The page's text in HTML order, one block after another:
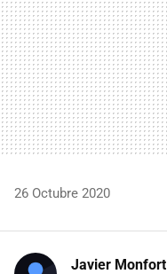
26 Octubre 2020
Javier Monfort